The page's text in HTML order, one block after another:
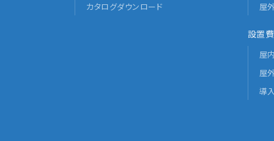
カタログダウンロード
屋
設置
屋
屋
導